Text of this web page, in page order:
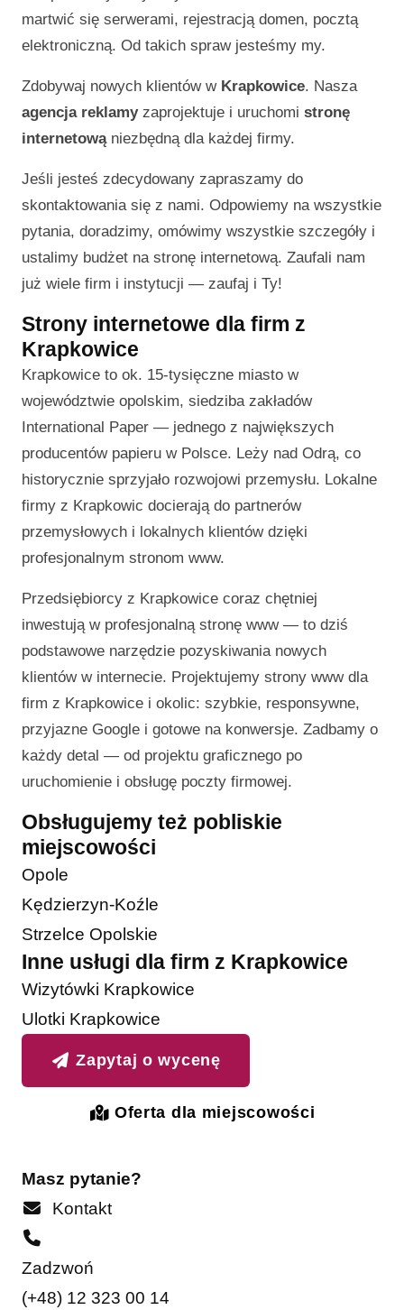
martwić się serwerami, rejestracją domen, pocztą
elektroniczną. Od takich spraw jesteśmy my.
Zdobywaj nowych klientów w Krapkowice. Nasza
agencja reklamyzaprojektuje i uruchomi stronę
internetowąniezbędną dla każdej firmy.
Jeśli jesteś zdecydowany zapraszamy do
skontaktowania się z nami. Odpowiemy na wszystkie
pytania, doradzimy, omówimy wszystkie szczegóły i
ustalimy budżet na stronę internetową. Zaufali nam
już wiele firm i instytucji — zaufaj i Ty!
Strony internetowe dla firm z
Krapkowice
Krapkowice to ok. 15-tysięczne miasto w
województwie opolskim, siedziba zakładów
International Paper — jednego z największych
producentów papieru w Polsce. Leży nad Odrą, co
historycznie sprzyjało rozwojowi przemysłu. Lokalne
firmy z Krapkowic docierają do partnerów
przemysłowych i lokalnych klientów dzięki
profesjonalnym stronom www.
Przedsiębiorcy z Krapkowice coraz chętniej
inwestują w profesjonalną stronę www — to dziś
podstawowe narzędzie pozyskiwania nowych
klientów w internecie. Projektujemy strony www dla
firm z Krapkowice i okolic: szybkie, responsywne,
przyjazne Google i gotowe na konwersje. Zadbamy o
każdy detal — od projektu graficznego po
uruchomienie i obsługę poczty firmowej.
Obsługujemy też pobliskie
miejscowości
Opole
Kędzierzyn-Koźle
Strzelce Opolskie
Inne usługi dla firm z Krapkowice
Wizytówki Krapkowice
Ulotki Krapkowice
Zapytaj o wycenę
Oferta dla miejscowości
Masz pytanie?
Kontakt
Zadzwoń
(+48) 12 323 00 14